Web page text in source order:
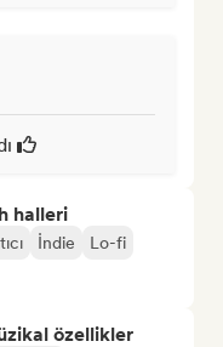
halleri
İndie
Lo-fi
özellikler